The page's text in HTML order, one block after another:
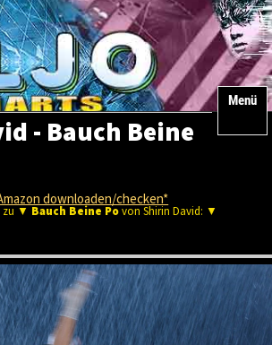
Menü
- Bauch Beine
downloaden/checken*
zu ▼ Bauch Beine Povon Shirin David: ▼